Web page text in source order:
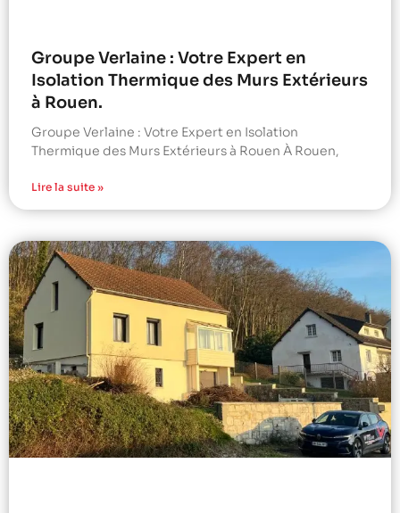
Groupe Verlaine : Votre Expert en
Isolation Thermique des Murs Extérieurs
à Rouen.
Groupe Verlaine : Votre Expert en Isolation
Thermique des Murs Extérieurs à Rouen À Rouen,
Lire la suite »